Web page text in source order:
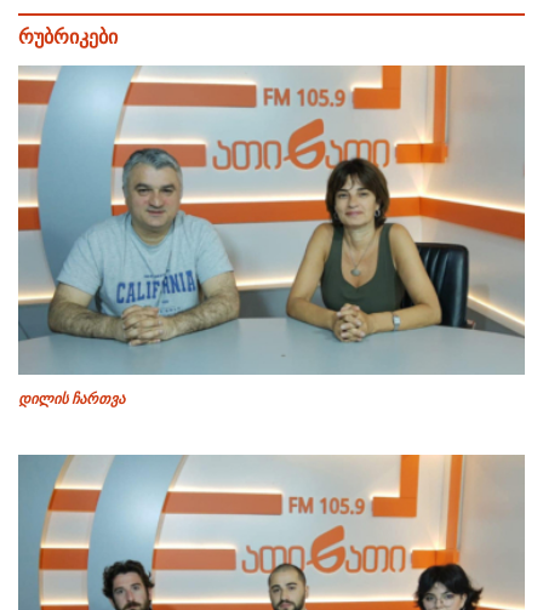
რუბრიკები
დილის ჩართვა